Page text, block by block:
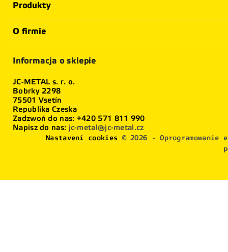
Produkty
O firmie
Informacja o sklepie
JC-METAL s. r. o.
Bobrky 2298
75501 Vsetín
Republika Czeska
Zadzwoń do nas: +420 571 811 990
Napisz do nas: jc-metal@jc-metal.cz
Nastavení cookies
© 2026 - Oprogramowanie